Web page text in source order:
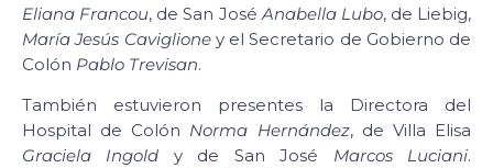
Eliana Francou, de San JoséAnabella Lubo, de Liebig,
María Jesús Caviglioney el Secretario de Gobierno de
Colón Pablo Trevisan.
También estuvieron presentes la Directora del
Hospital de Colón Norma Hernández, de Villa Elisa
Graciela Ingold y de San José Marcos Luciani.